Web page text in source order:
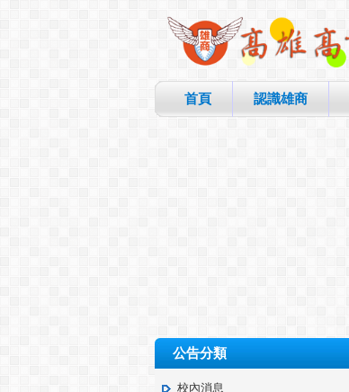
首頁 認識雄商
公告分類
校內消息